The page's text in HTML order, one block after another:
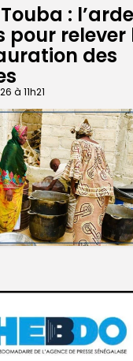
:
pour relever
des
à 11h21